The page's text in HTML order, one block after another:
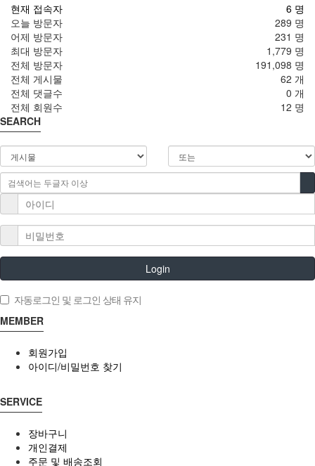
6 명
현재 접속자
289 명
오늘 방문자
231 명
어제 방문자
1,779 명
최대 방문자
191,098 명
전체 방문자
62 개
전체 게시물
0 개
전체 댓글수
12 명
전체 회원수
SEARCH
Login
자동로그인 및 로그인 상태 유지
MEMBER
회원가입
아이디/비밀번호 찾기
SERVICE
장바구니
개인결제
주문 및 배송조회